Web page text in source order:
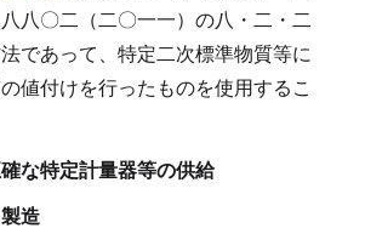
八〇二（二〇一一）の八・二・二
であって、特定二次標準物質等に
値付けを行ったものを使用するこ
な特定計量器等の供給
造